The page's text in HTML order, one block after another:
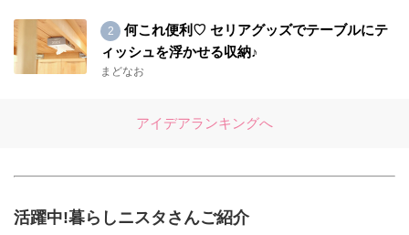
何これ便利♡ セリアグッズでテーブルにテ
ィッシュを浮かせる収納♪
まどなお
アイデアランキングへ
活躍中!暮らしニスタさんご紹介